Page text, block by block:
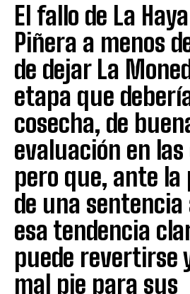
El fallo de La
Piñera a menos
de dejar La
etapa que
cosecha, de
evaluación en
pero que, ante la
de una sentencia
esa tendencia
puede revertirse
mal pie para sus